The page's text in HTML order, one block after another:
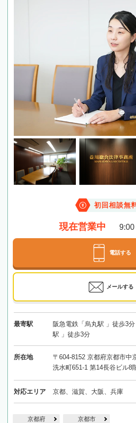
初回相談無
現在営業中
電話する
メールする
最寄駅
阪急電鉄「烏丸駅 」徒歩3
駅 」徒歩3分
所在地
〒604-8152 京都府京都市中
洗水町651-1 第14長谷ビル8
対応エリア 京都、滋賀、大阪、兵庫
京都府 京都市